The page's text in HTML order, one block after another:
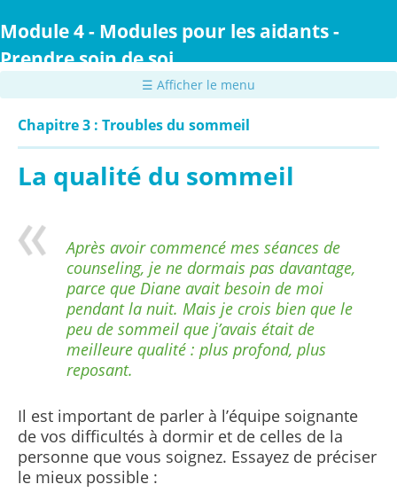
au
principal
Module 4 - Modules pour les aidants -
Prendre soin de soi
☰ Afficher le menu
Chapitre 3 : Troubles du sommeil
La qualité du sommeil
Après avoir commencé mes séances de
counseling, je ne dormais pas davantage,
parce que Diane avait besoin de moi
pendant la nuit. Mais je crois bien que le
peu de sommeil que j’avais était de
meilleure qualité : plus profond, plus
reposant.
Il est important de parler à l’équipe soignante
de vos difficultés à dormir et de celles de la
personne que vous soignez. Essayez de préciser
le mieux possible :